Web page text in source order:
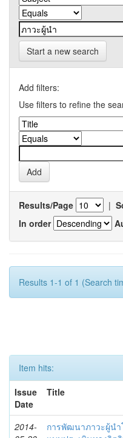
Start a new search
Add filters:
Use filters to refine the
Results/Page |
In order
Results 1-1 of 1 (Search
Item hits:
Issue
Date
Title
2014-
การพัฒนาภาวะผู้นำ